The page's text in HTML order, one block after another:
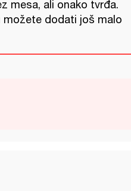
mesa, ali onako tvrđa.
možete dodati još malo